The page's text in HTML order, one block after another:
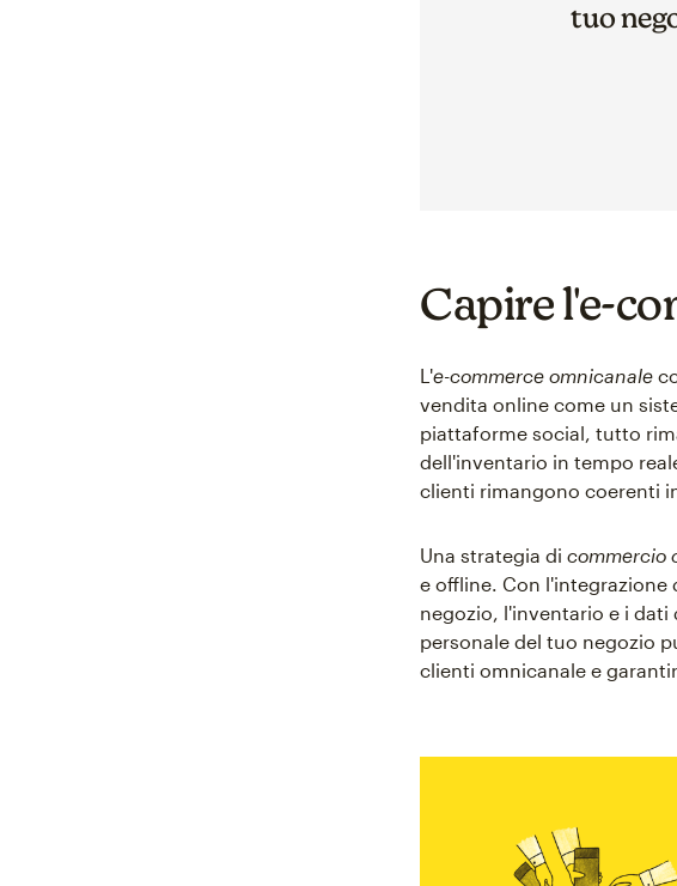
tuo
Capire l'e-
L'e-commerce omnicanale
vendita online come un
piattaforme social, tutto
dell'inventario in tempo
clienti rimangono coerenti
Una strategia di commercio
e offline. Con l'integrazione
negozio, l'inventario e i dati
personale del tuo negozio
clienti omnicanale e